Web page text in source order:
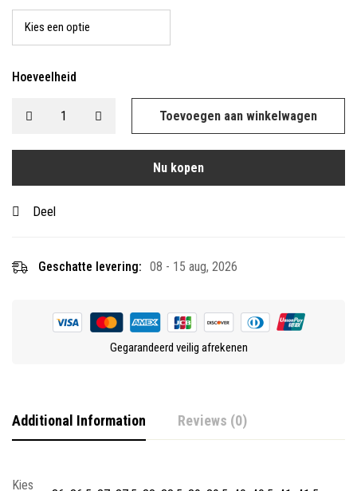
Hoeveelheid
Toevoegen aan winkelwagen
Nu kopen
Deel
Geschatte levering: 08 - 15 aug, 2026
Gegarandeerd veilig afrekenen
Additional Information Reviews (0)
Kies